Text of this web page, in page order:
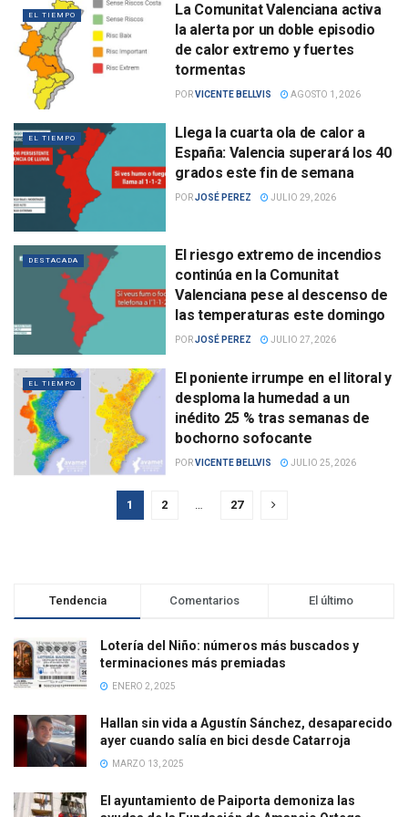
EL TIEMPO
La Comunitat Valenciana activa
la alerta por un doble episodio
de calor extremo y fuertes
tormentas
PORVICENTE BELLVIS AGOSTO 1, 2026
EL TIEMPO
Llega la cuarta ola de calor a
España: Valencia superará los 40
grados este fin de semana
PORJOSÉ PEREZ JULIO 29, 2026
DESTACADA
El riesgo extremo de incendios
continúa en la Comunitat
Valenciana pese al descenso de
las temperaturas este domingo
PORJOSÉ PEREZ JULIO 27, 2026
EL TIEMPO
El poniente irrumpe en el litoral y
desploma la humedad a un
inédito 25 % tras semanas de
bochorno sofocante
PORVICENTE BELLVIS JULIO 25, 2026
1 2 … 27
Tendencia Comentarios El último
Lotería del Niño: números más buscados y
terminaciones más premiadas
ENERO 2, 2025
Hallan sin vida a Agustín Sánchez, desaparecido
ayer cuando salía en bici desde Catarroja
MARZO 13, 2025
El ayuntamiento de Paiporta demoniza las